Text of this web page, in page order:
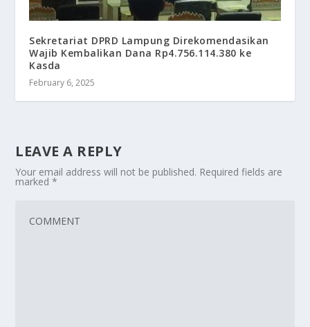
Sekretariat DPRD Lampung Direkomendasikan
Wajib Kembalikan Dana Rp4.756.114.380 ke
Kasda
February 6, 2025
LEAVE A REPLY
Your email address will not be published. Required fields are
marked*